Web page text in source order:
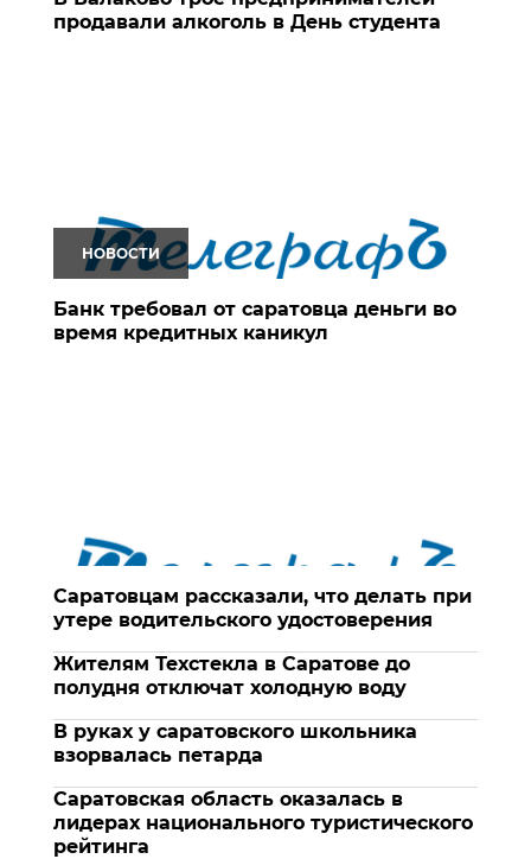
продавали алкоголь в День студента
НОВОСТИ
Банк требовал от саратовца деньги во
время кредитных каникул
Саратовцам рассказали, что делать при
утере водительского удостоверения
Жителям Техстекла в Саратове до
полудня отключат холодную воду
В руках у саратовского школьника
взорвалась петарда
Саратовская область оказалась в
лидерах национального туристического
рейтинга